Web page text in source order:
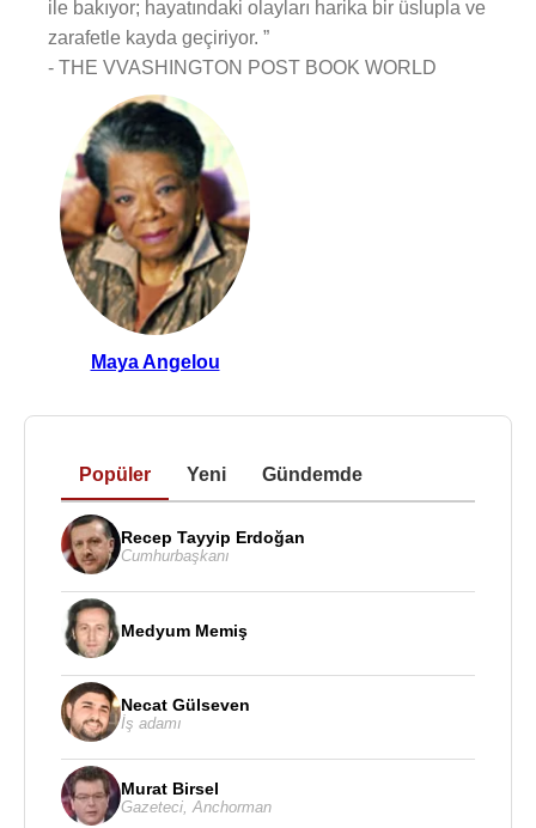
ile bakıyor; hayatındaki olayları harika bir üslupla ve
zarafetle kayda geçiriyor. ”
- THE VVASHINGTON POST BOOK WORLD
Maya Angelou
Popüler Yeni Gündemde
Recep Tayyip Erdoğan
Cumhurbaşkanı
Medyum Memiş
Necat Gülseven
İş adamı
Murat Birsel
Gazeteci,Anchorman